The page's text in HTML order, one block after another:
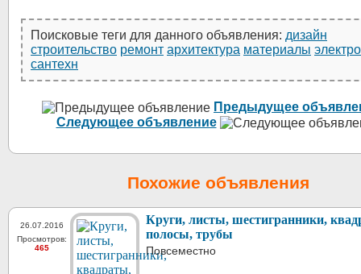
Поисковые теги для данного объявления: дизайн
строительство ремонт архитектура материалы
сантехн
Предыдущее
Следующее объявление
Похожие объявления
26.07.2016
Просмотров:
465
Круги, листы, шестигранники,
полосы, трубы
Повсеместно